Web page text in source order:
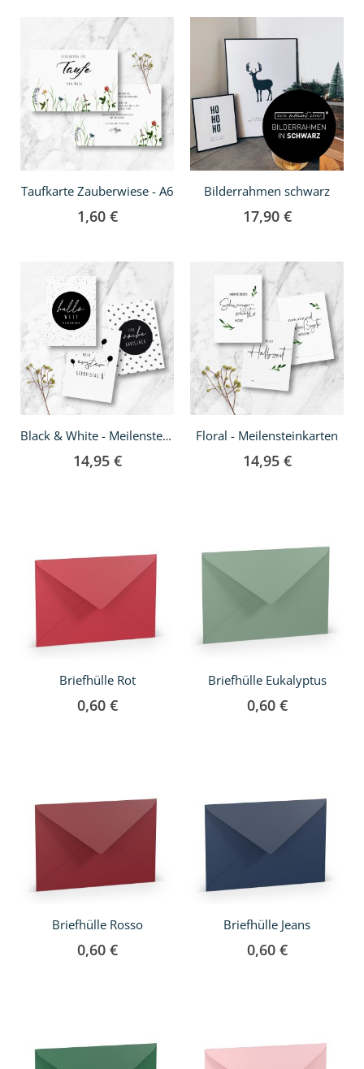
Taufkarte Zauberwiese - A6
1,60 €
Bilderrahmen schwarz
17,90 €
Black & White - Meilensteinkarten
14,95 €
den
Warenkorb
Floral - Meilensteinkarten
14,95 €
Warenkorb
Briefhülle Rot
0,60 €
Briefhülle Eukalyptus
0,60 €
Briefhülle Rosso
0,60 €
Briefhülle Jeans
0,60 €